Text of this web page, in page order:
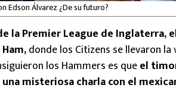
Edson Álvarez ¿De su futuro?
la Premier League de Inglaterra,
donde los Citizens se llevaron
los Hammers es queel
misteriosa charla con el